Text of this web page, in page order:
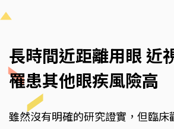
長時間近距離用眼 近
罹患其他眼疾風險高
雖然沒有明確的研究證實，但臨床